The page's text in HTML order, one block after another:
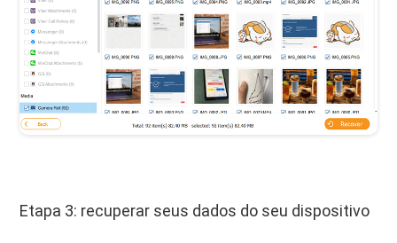
Etapa 3: recuperar seus dados do seu dispositivo